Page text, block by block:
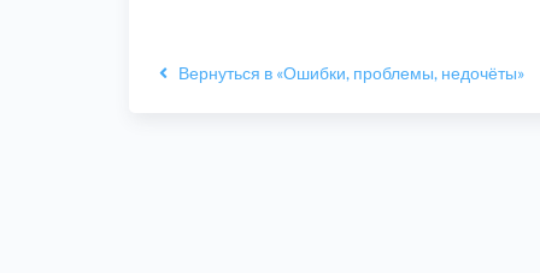
Вернуться в «Ошибки, проблемы, недочёты»